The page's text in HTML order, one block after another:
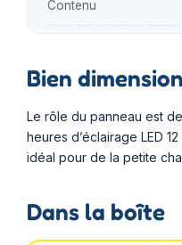
Contenu
Bien
Le rôle du panneau est
heures d’éclairage LED
idéal pour de la petite
Dans la boîte